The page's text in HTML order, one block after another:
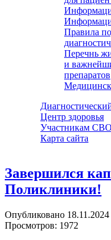
Правила
Перечнь
и
препаратов
Центр здоровья
Участникам СВО
Карта сайта
Завершился
Поликлиники!
Опубликовано 18.11.2024
Просмотров: 1972